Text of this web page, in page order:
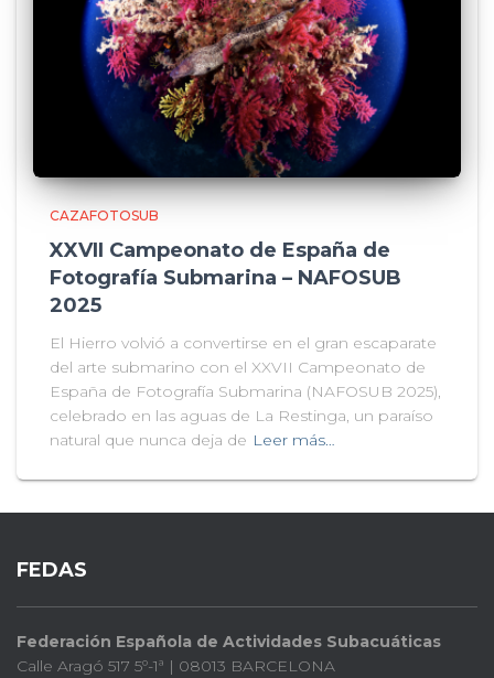
CAZAFOTOSUB
XXVII Campeonato de España de
Fotografía Submarina – NAFOSUB
2025
El Hierro volvió a convertirse en el gran escaparate
del arte submarino con el XXVII Campeonato de
España de Fotografía Submarina (NAFOSUB 2025),
celebrado en las aguas de La Restinga, un paraíso
natural que nunca deja de Leer más…
FEDAS
Federación Española de Actividades Subacuáticas
Calle Aragó 517 5º-1ª | 08013 BARCELONA